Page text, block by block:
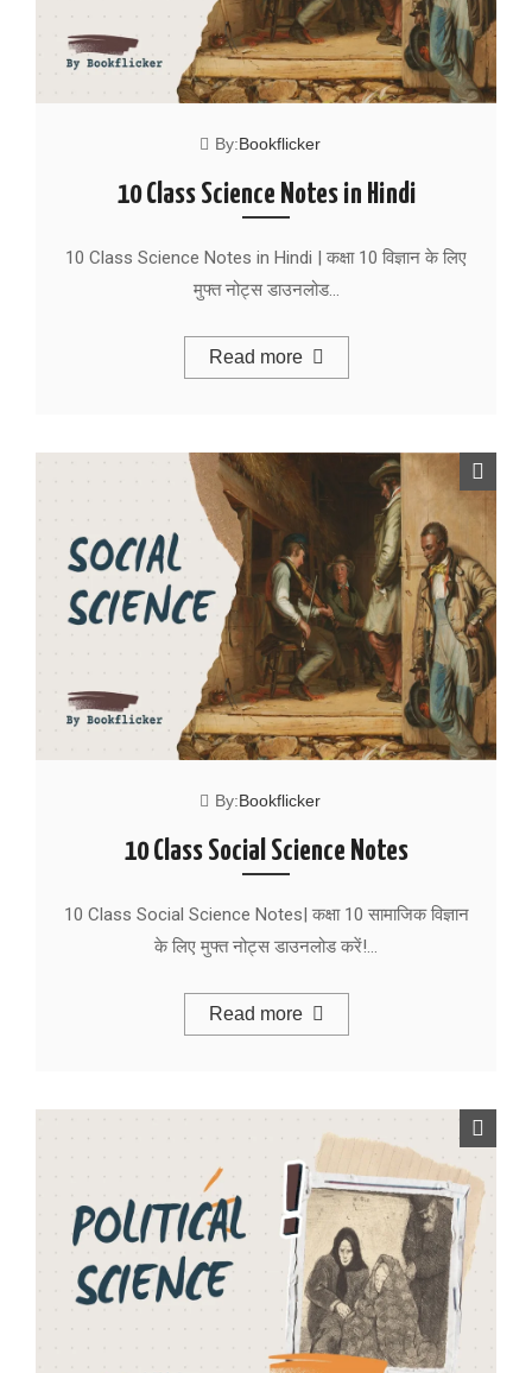
By:Bookflicker
10 Class Science Notes in Hindi
10 Class Science Notes in Hindi | कक्षा 10 विज्ञान के लिए
मुफ्त नोट्स डाउनलोड…
Read more
By:Bookflicker
10 Class Social Science Notes
10 Class Social Science Notes| कक्षा 10 सामाजिक विज्ञान
के लिए मुफ्त नोट्स डाउनलोड करें!…
Read more